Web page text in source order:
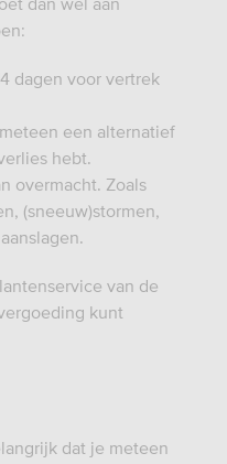
dagen voor vertrek
een alternatief
hebt.
overmacht. Zoals
(sneeuw)stormen,
van de
kunt
dat je meteen